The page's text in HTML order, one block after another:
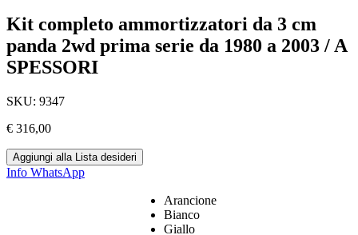
Kit completo ammortizzatori da 3 cm
panda 2wd prima serie da 1980 a 2003 / A
SPESSORI
SKU: 9347
€ 316,00
Aggiungi alla Lista desideri
Info WhatsApp
Arancione
Bianco
Giallo